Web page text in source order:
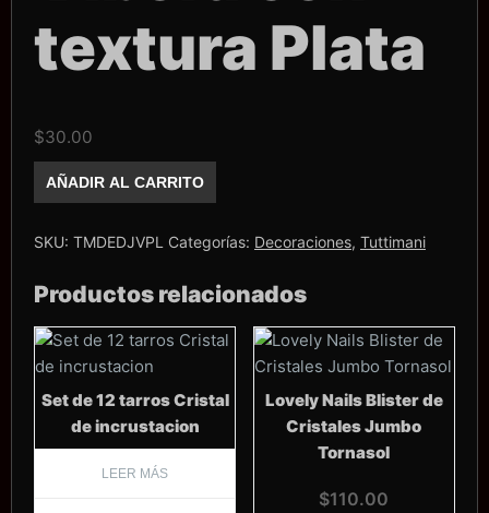
textura Plata
$30.00
Tuttimani
Víbora
textura
AÑADIR AL CARRITO
SKU: TMDEDJVPL Categorías: Decoraciones, Tuttimani
Productos relacionados
Set de 12 tarros Cristal
de incrustacion
LEER MÁS
Lovely Nails Blister de
Cristales Jumbo
Tornasol
$110.00